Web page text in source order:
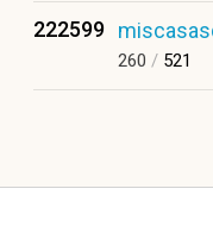
222599
260 / 521